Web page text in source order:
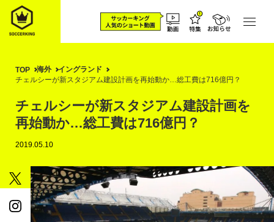
TOP 海外
イングランド
チェルシーが新スタジアム建設計画を再始動か…総工費は716億円？
チェルシーが新スタジアム建設計画を
再始動か…総工費は716億円？
2019.05.10